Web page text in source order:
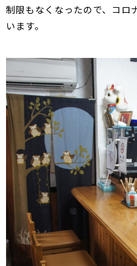
制限もなくなったので、コロ
います。